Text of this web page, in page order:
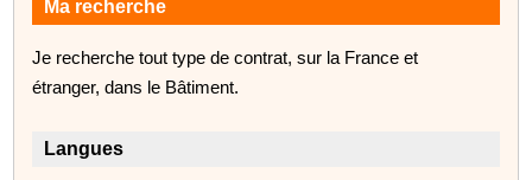
Ma recherche
Je recherche tout type de contrat, sur la France et
étranger, dans le Bâtiment.
Langues